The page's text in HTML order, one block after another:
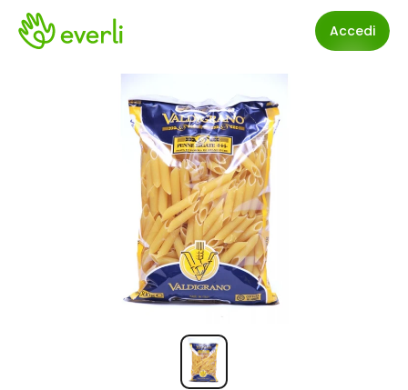
Accedi